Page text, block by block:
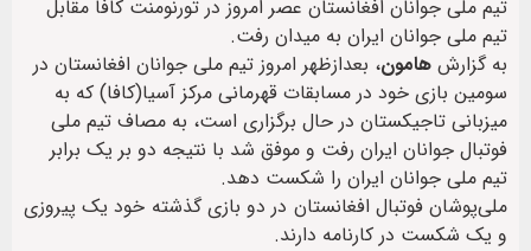
تیم ملی جوانان افغانستان عصر امروز در تورنومنت کافا مقابل
تیم ملی جوانان ایران به میدان رفت.
به گزارش هامون، بعدازظهر امروز تیم ملی جوانان افغانستان در
سومین بازی خود در مسابقات قهرمانی مرکز آسیا(کافا) که به
میزبانی تاجیکستان در حال برگزاری است، به مصاف تیم ملی
فوتبال جوانان ایران رفت و موفق شد با نتیجه دو بر یک برابر
تیم ملی جوانان ایران را شکست دهد.
ملی‌پوشان فوتبال افغانستان در دو بازی گذشته خود یک پیروزی
و یک شکست در کارنامه دارند.